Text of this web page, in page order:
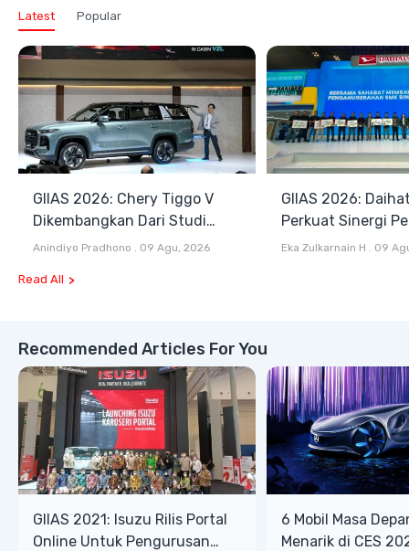
Latest Popular
GIIAS 2026: Chery Tiggo V
Dikembangkan Dari Studi
Komprehensif di Indonesia
Anindiyo Pradhono 09 Agu, 2026
GIIAS 2026:
Perkuat Sinergi
dan Industri
Eka Zulkarnain H 09
Read All
Recommended Articles For You
GIIAS 2021: Isuzu Rilis Portal
Online Untuk Pengurusan
6 Mobil Masa
Menarik di CES